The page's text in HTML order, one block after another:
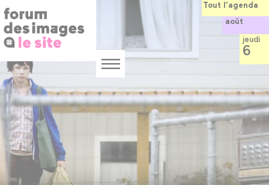
Panneau de gestion des cookies
au
contenu
principal
Menu
Tout l’agenda
août
jeudi
6